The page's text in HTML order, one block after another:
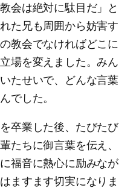
会は絶対に駄目だ」と
た兄も周囲から妨害す
教会でなければどこに
場を変えました。みん
たせいで、どんな言葉
でした。
卒業した後、たびたび
たちに御言葉を伝え、
福音に熱心に励みなが
ますます切実になりま